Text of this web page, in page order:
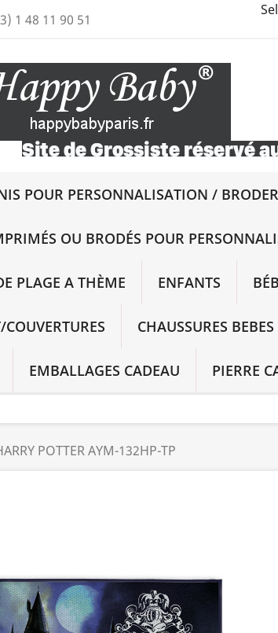
1 48 11 90 51
POUR PERSONNALISATION /
OU BRODÉS POUR
PLAGE A THÈME ENFANTS
CHAUSSURES BEBES
EMBALLAGES CADEAU PIERRE
POTTER AYM-132HP-TP